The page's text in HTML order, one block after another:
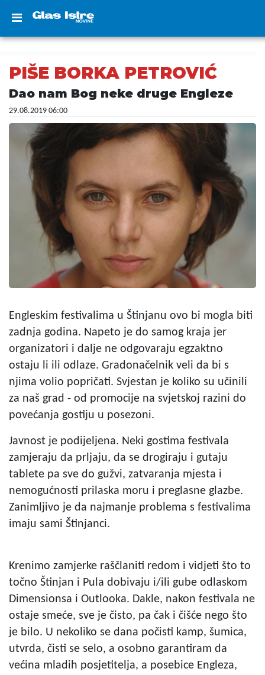
PIŠE BORKA PETROVIĆ
Dao nam Bog neke druge Engleze
29.08.2019 06:00
Engleskim festivalima u Štinjanu ovo bi mogla biti
zadnja godina. Napeto je do samog kraja jer
organizatori i dalje ne odgovaraju egzaktno
ostaju li ili odlaze. Gradonačelnik veli da bi s
njima volio popričati. Svjestan je koliko su učinili
za naš grad - od promocije na svjetskoj razini do
povećanja gostiju u posezoni.
Javnost je podijeljena. Neki gostima festivala
zamjeraju da prljaju, da se drogiraju i gutaju
tablete pa sve do gužvi, zatvaranja mjesta i
nemogućnosti prilaska moru i preglasne glazbe.
Zanimljivo je da najmanje problema s festivalima
imaju sami Štinjanci.
Krenimo zamjerke raščlaniti redom i vidjeti što to
točno Štinjan i Pula dobivaju i/ili gube odlaskom
Dimensionsa i Outlooka. Dakle, nakon festivala ne
ostaje smeće, sve je čisto, pa čak i čišće nego što
je bilo. U nekoliko se dana počisti kamp, šumica,
utvrda, čisti se selo, a osobno garantiram da
većina mladih posjetitelja, a posebice Engleza,